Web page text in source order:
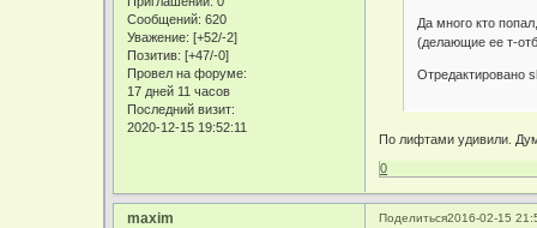
Сообщений: 620
Уважение: [+52/-2]
Позитив: [+47/-0]
Провел на форуме:
17 дней 11 часов
Последний визит:
2020-12-15 19:52:11
Да много кто
(делающие ее т-
Отредактировано
По лифтами удивили.
0
Поделиться2016-02-15
maxim